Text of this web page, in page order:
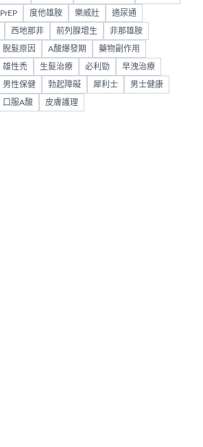
PrEP 度他雄胺 樂威壯 適尿通
西地那非 前列腺增生 非那雄胺
脫髮原因 A酸爆發期 藥物副作用
雄性禿 生髮治療 必利勁 早洩治療
男性保健 勃起障礙 犀利士 男士健康
口服A酸 皮膚護理